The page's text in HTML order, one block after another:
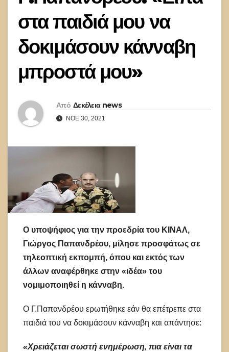
στα παιδιά μου να
δοκιμάσουν κάνναβη
μπροστά μου»
Από Δεκέλεια news
ΝΟΈ 30, 2021
Ο υποψήφιος για την προεδρία του ΚΙΝΑΛ,
Γιώργος Παπανδρέου, μίλησε προσφάτως σε
τηλεοπτική εκπομπή, όπου και εκτός των
άλλων αναφέρθηκε στην «ιδέα» του
νομιμοποιηθεί η κάνναβη.
Ο Γ.Παπανδρέου ερωτήθηκε εάν θα επέτρεπε στα
παιδιά του να δοκιμάσουν κάνναβη και απάντησε:
«Χρειάζεται σωστή ενημέρωση, πια είναι τα